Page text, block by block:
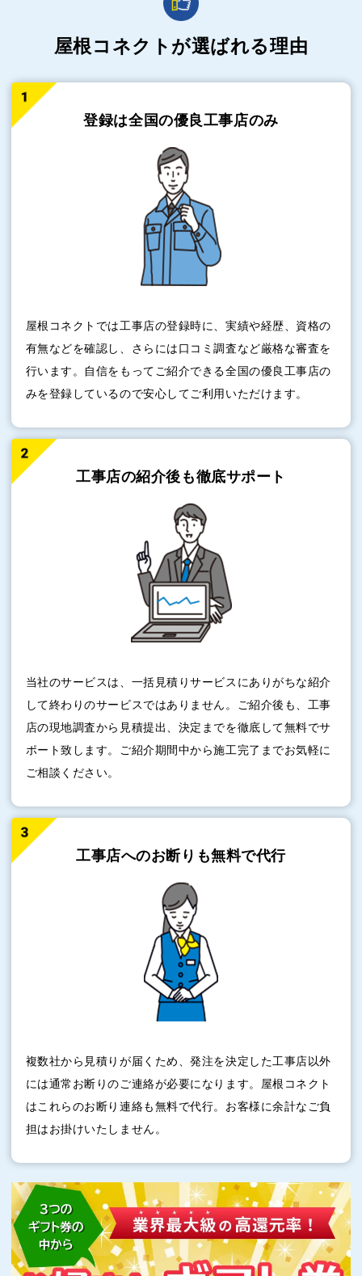
屋根コネクトが選ばれる理由
登録は全国の優良工事店のみ
屋根コネクトでは工事店の登録時に、実績や経歴、資格の
有無などを確認し、さらには口コミ調査など厳格な審査を
行います。自信をもってご紹介できる全国の優良工事店の
みを登録しているので安心してご利用いただけます。
工事店の紹介後も徹底サポート
当社のサービスは、一括見積りサービスにありがちな紹介
して終わりのサービスではありません。ご紹介後も、工事
店の現地調査から見積提出、決定までを徹底して無料でサ
ポート致します。ご紹介期間中から施工完了までお気軽に
ご相談ください。
工事店へのお断りも無料で代行
複数社から見積りが届くため、発注を決定した工事店以外
には通常お断りのご連絡が必要になります。屋根コネクト
はこれらのお断り連絡も無料で代行。お客様に余計なご負
担はお掛けいたしません。